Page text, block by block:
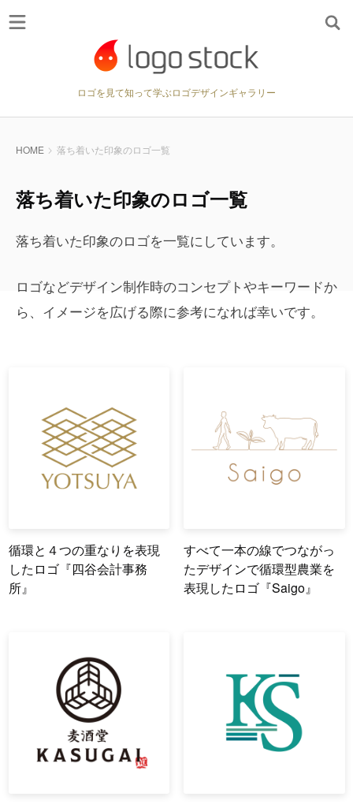
ロゴを見て知って学ぶロゴデザインギャラリー
HOME 落ち着いた印象のロゴ一覧
落ち着いた印象のロゴ一覧
落ち着いた印象のロゴを一覧にしています。
ロゴなどデザイン制作時のコンセプトやキーワードか
ら、イメージを広げる際に参考になれば幸いです。
循環と４つの重なりを表現
したロゴ『四谷会計事務
所』
すべて一本の線でつながっ
たデザインで循環型農業を
表現したロゴ『Saigo』